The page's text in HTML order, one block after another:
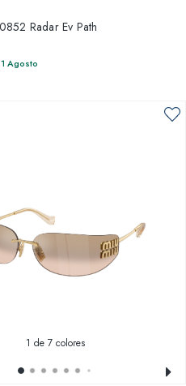
Radar Ev Path
Agosto
1 de 7 colores